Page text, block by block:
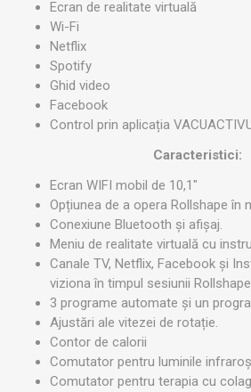
Ecran de realitate virtuală
Wi-Fi
Netflix
Spotify
Ghid video
Facebook
Control prin aplicația
Caracteristici:
Ecran WIFI mobil de 10,1"
Opțiunea de a opera Rollshape în
Conexiune Bluetooth și afișaj.
Meniu de realitate virtuală cu
Canale TV, Netflix, Facebook și
viziona în timpul sesiunii
3 programe automate și un
Ajustări ale vitezei de rotație.
Contor de calorii
Comutator pentru luminile
Comutator pentru terapia cu